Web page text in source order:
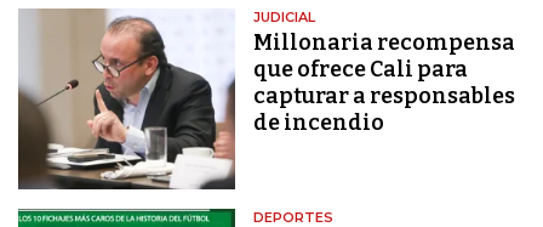
JUDICIAL
Millonaria recompensa
que ofrece Cali para
capturar a responsables
de incendio
DEPORTES